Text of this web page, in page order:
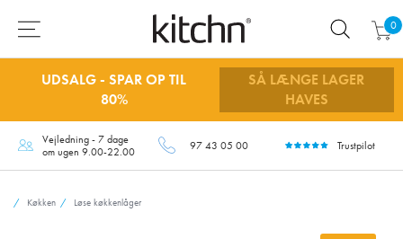
0
UDSALG - SPAR OP TIL
80%
SÅ LÆNGE LAGER
HAVES
Vejledning - 7 dage
om ugen 9.00-22.00
97 43 05 00 Trustpilot
Køkken Løse køkkenlåger